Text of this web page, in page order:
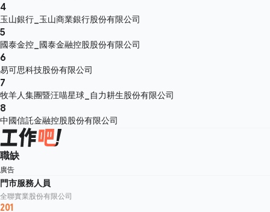
4
玉山銀行_玉山商業銀行股份有限公司
5
國泰金控_國泰金融控股股份有限公司
6
易可思科技股份有限公司
7
牧羊人集團暨汪喵星球_自力耕生股份有限公司
8
中國信託金融控股股份有限公司
職缺
廣告
門市服務人員
全聯實業股份有限公司
201